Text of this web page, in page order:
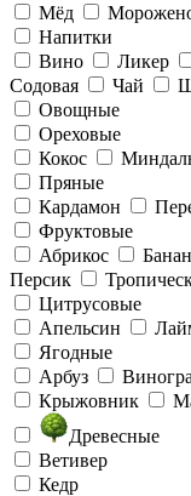
Мёд
Напитки
Вино
Ликер
Содовая
Чай
Овощные
Ореховые
Кокос
Пряные
Кардамон
Фруктовые
Абрикос
Банан
Персик
Цитрусовые
Апельсин
Ягодные
Арбуз
Крыжовник
Древесные
Ветивер
Кедр